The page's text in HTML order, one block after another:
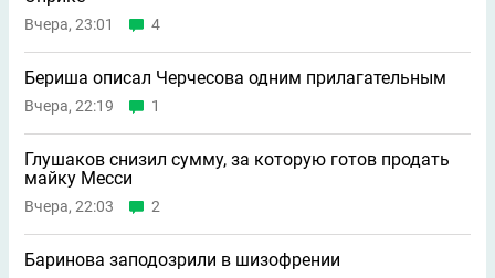
Вчера, 23:01 4
Бериша описал Черчесова одним прилагательным
Вчера, 22:19 1
Глушаков снизил сумму, за которую готов продать
майку Месси
Вчера, 22:03 2
Баринова заподозрили в шизофрении